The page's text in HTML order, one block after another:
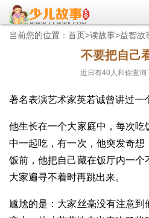
当前您的位置： 首页>读故事>益智故
不要把自己
近日有40人和你查
著名表演艺术家英若诚曾讲过一
他生长在一个大家庭中，每次
中一起吃，有一次，他突发奇
饭前，他把自己藏在饭厅内一个
大家遍寻不着时再跳出来。
尴尬的是：大家丝毫没有注意到